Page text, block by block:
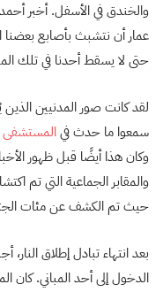
والخندق في الأسفل. أخبر
عمار أن نتشبث بأصابع
حتى لا يسقط أحدنا في تلك
لقد كانت صور المدنيين الذين
سمعوا ما حدث فيالمستشفى
وكان هذا أيضًا قبل ظهور
والمقابر الجماعية التي تم
حيث تم الكشف عن مئات
بعد انتهاء تبادل إطلاق
الدخول إلى أحد المباني. كان